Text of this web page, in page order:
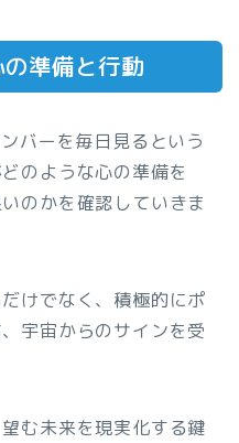
準備と行動
バーを毎日見るという
のような心の準備を
のかを確認していきま
けでなく、積極的にポ
宇宙からのサインを受
む未来を現実化する鍵